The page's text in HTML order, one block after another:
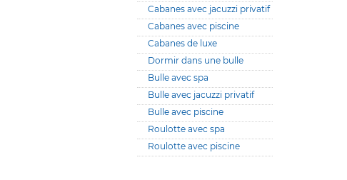
Cabanes avec jacuzzi privatif
Cabanes avec piscine
Cabanes de luxe
Dormir dans une bulle
Bulle avec spa
Bulle avec jacuzzi privatif
Bulle avec piscine
Roulotte avec spa
Roulotte avec piscine